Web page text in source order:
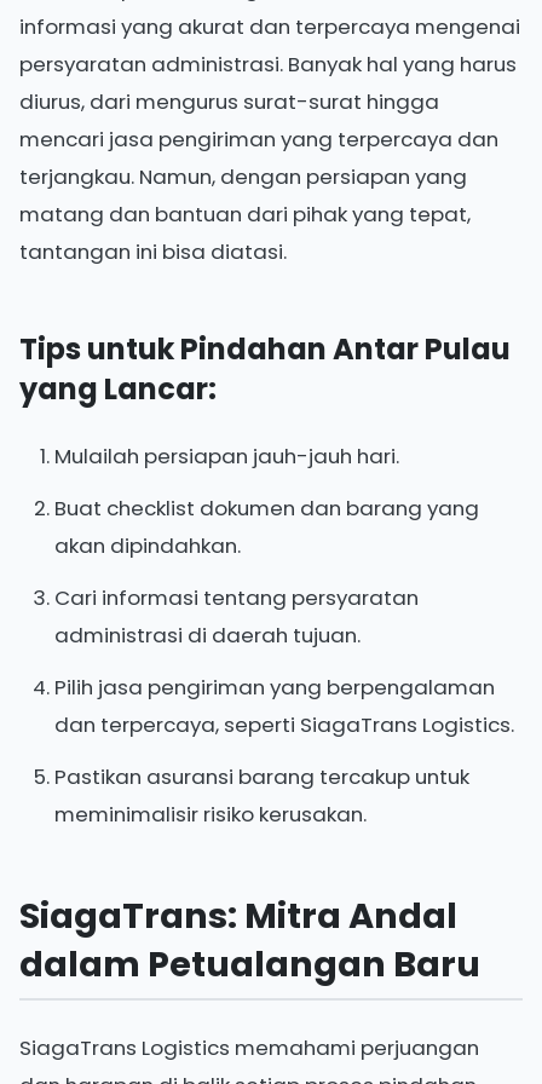
informasi yang akurat dan terpercaya mengenai
persyaratan administrasi. Banyak hal yang harus
diurus, dari mengurus surat-surat hingga
mencari jasa pengiriman yang terpercaya dan
terjangkau. Namun, dengan persiapan yang
matang dan bantuan dari pihak yang tepat,
tantangan ini bisa diatasi.
Tips untuk Pindahan Antar Pulau
yang Lancar:
Mulailah persiapan jauh-jauh hari.
Buat checklist dokumen dan barang yang
akan dipindahkan.
Cari informasi tentang persyaratan
administrasi di daerah tujuan.
Pilih jasa pengiriman yang berpengalaman
dan terpercaya, seperti SiagaTrans Logistics.
Pastikan asuransi barang tercakup untuk
meminimalisir risiko kerusakan.
SiagaTrans: Mitra Andal
dalam Petualangan Baru
SiagaTrans Logistics memahami perjuangan